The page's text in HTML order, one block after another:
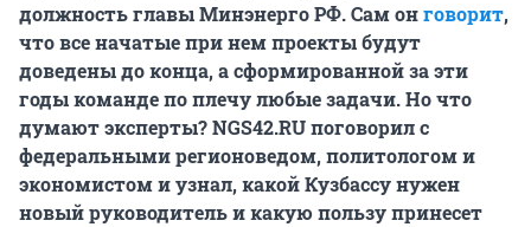
должность главы Минэнерго РФ. Сам онговорит,
что все начатые при нем проекты будут
доведены до конца, а сформированной за эти
годы команде по плечу любые задачи. Но что
думают эксперты? NGS42.RU поговорил с
федеральными регионоведом, политологом и
экономистом и узнал, какой Кузбассу нужен
новый руководитель и какую пользу принесет